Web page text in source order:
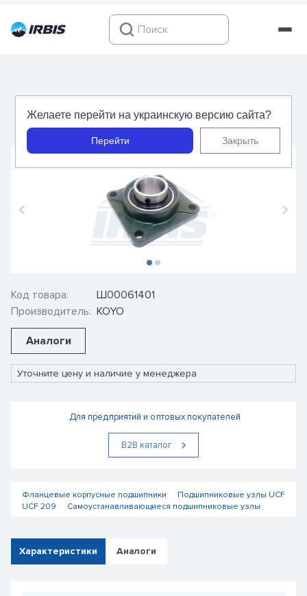
Желаете перейти на украинскую версию сайта?
Перейти Закрыть
UCF 209 J - KOYO - Фланцевый
подшипниковый узел
Код товара:
Производитель:
Ш00061401
KOYO
Аналоги
Уточните цену и наличие у менеджера
Для предприятий и оптовых покупателей
В2В каталог
Фланцевые корпусные подшипники
Подшипниковые узлы UCF
UCF 209
Самоустанавливающиеся подшипниковые узлы
Характеристики Аналоги